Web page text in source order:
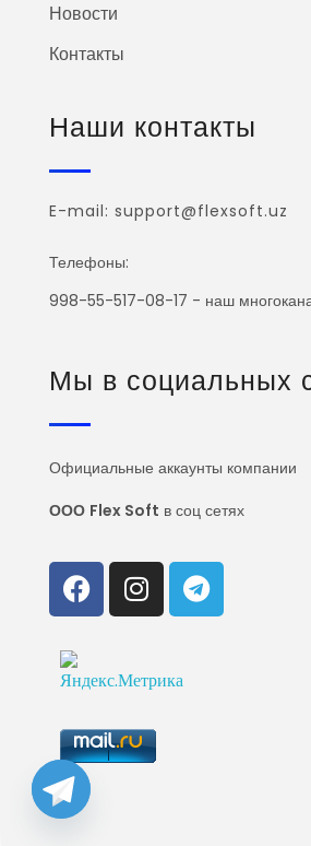
Новости
Контакты
Наши контакты
E-mail: support@flexsoft.uz
Телефоны:
998-55-517-08-17 - наш
Мы в социальных
Официальные аккаунты
ООО Flex Soft в соц сетях